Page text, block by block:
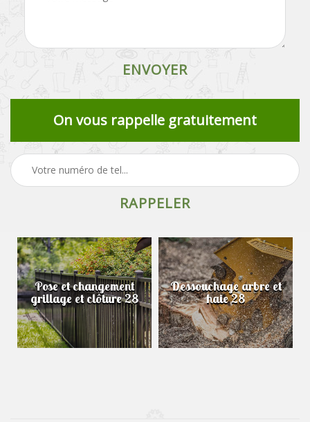
On vous rappelle gratuitement
Pose et changement
grillage et clôture 28
Dessouchage arbre et
haie 28